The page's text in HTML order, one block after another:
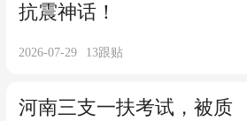
抗震神话！
2026-07-29 13跟贴
河南三支一扶考试，被质